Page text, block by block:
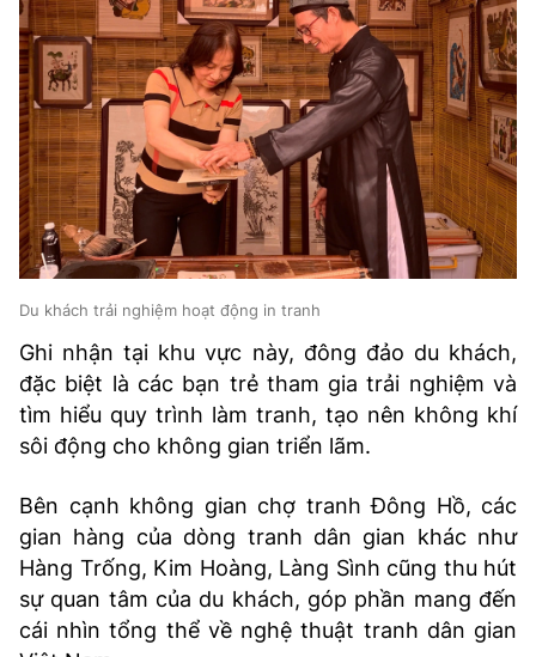
Du khách trải nghiệm hoạt động in tranh
Ghi nhận tại khu vực này, đông đảo du khách,
đặc biệt là các bạn trẻ tham gia trải nghiệm và
tìm hiểu quy trình làm tranh, tạo nên không khí
sôi động cho không gian triển lãm.
Bên cạnh không gian chợ tranh Đông Hồ, các
gian hàng của dòng tranh dân gian khác như
Hàng Trống, Kim Hoàng, Làng Sình cũng thu hút
sự quan tâm của du khách, góp phần mang đến
cái nhìn tổng thể về nghệ thuật tranh dân gian